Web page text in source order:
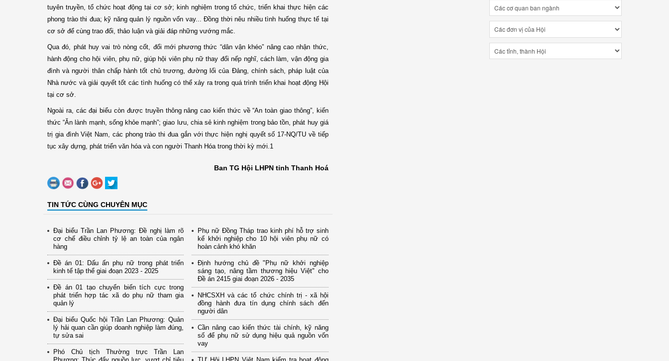
tuyên truyền, tổ chức hoạt động tại cơ sở; kinh nghiệm trong tổ chức, triển khai thực hiện các
phong trào thi đua; kỹ năng quản lý nguồn vốn vay... Đồng thời nêu nhiều tình huống thực tế tại
cơ sở để cùng trao đổi, thảo luận và giải đáp những vướng mắc.
Qua đó, phát huy vai trò nòng cốt, đổi mới phương thức “dân vận khéo” nâng cao nhận thức,
hành động cho hội viên, phụ nữ, giúp hội viên phụ nữ thay đổi nếp nghĩ, cách làm, vận động gia
đình và người thân chấp hành tốt chủ trương, đường lối của Đảng, chính sách, pháp luật của
Nhà nước và giải quyết tốt các tình huống có thể xảy ra trong quá trình triển khai hoạt động Hội
tại cơ sở.
Ngoài ra, các đại biểu còn được truyền thông nâng cao kiến thức về “An toàn giao thông”, kiến
thức “Ăn lành mạnh, sống khỏe mạnh”; giao lưu, chia sẻ kinh nghiệm trong bảo tồn, phát huy giá
trị gia đình Việt Nam, các phong trào thi đua gắn với thực hiện nghị quyết số 17-NQ/TU về tiếp
tục xây dựng, phát triển văn hóa và con người Thanh Hóa trong thời kỳ mới.1
Ban TG Hội LHPN tỉnh Thanh Hoá
TIN TỨC CÙNG CHUYÊN MỤC
Đại biểu Trần Lan Phương: Đề nghị làm rõ
cơ chế điều chỉnh tỷ lệ an toàn của ngân
hàng
Đề án 01: Dấu ấn phụ nữ trong phát triển
kinh tế tập thể giai đoạn 2023 - 2025
Đề án 01 tạo chuyển biến tích cực trong
phát triển hợp tác xã do phụ nữ tham gia
quản lý
Đại biểu Quốc hội Trần Lan Phương: Quản
lý hải quan cần giúp doanh nghiệp làm đúng,
tự sửa sai
Phó Chủ tịch Thường trực Trần Lan
Phụ nữ Đồng Tháp trao kinh phí hỗ trợ sinh
kế khởi nghiệp cho 10 hội viên phụ nữ có
hoàn cảnh khó khăn
Định hướng chủ đề "Phụ nữ khởi nghiệp
sáng tạo, nâng tầm thương hiệu Việt" cho
Đề án 2415 giai đoạn 2026 - 2035
NHCSXH và các tổ chức chính trị - xã hội
đồng hành đưa tín dụng chính sách đến
người dân
Cần nâng cao kiến thức tài chính, kỹ năng
số để phụ nữ sử dụng hiệu quả nguồn vốn
vay